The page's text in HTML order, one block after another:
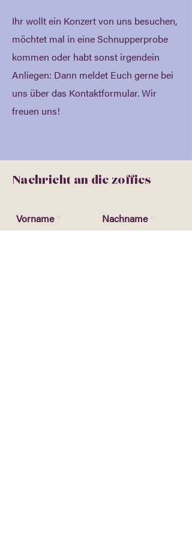
Ihr wollt ein Konzert von uns besuchen,
möchtet mal in eine Schnupperprobe
kommen oder habt sonst irgendein
Anliegen: Dann meldet Euch gerne bei
uns über das Kontaktformular. Wir
freuen uns!
Nachricht an die zoffies
Vorname Nachname